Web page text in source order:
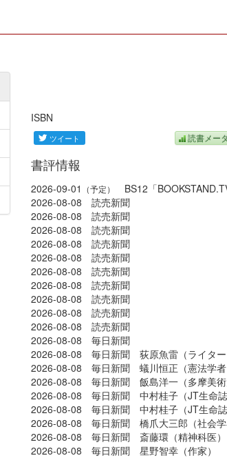
ISBN
読書メー
書評情報
2026-09-01 （予定）
BS12「
2026-08-08 読売新聞
2026-08-08 読売新聞
2026-08-08 読売新聞
2026-08-08 読売新聞
2026-08-08 読売新聞
2026-08-08 読売新聞
2026-08-08 読売新聞
2026-08-08 読売新聞
2026-08-08 読売新聞
2026-08-08 読売新聞
2026-08-08 毎日新聞
2026-08-08 毎日新聞 荻原魚雷（ライター
2026-08-08 毎日新聞 蟻川恒正（憲法学者
2026-08-08 毎日新聞 飯島洋一（多摩美術
2026-08-08 毎日新聞 中村桂子（JT生命誌
2026-08-08 毎日新聞 中村桂子（JT生命誌
2026-08-08 毎日新聞 橋爪大三郎（社会学
2026-08-08 毎日新聞 斎藤環（精神科医）
2026-08-08 毎日新聞 星野智幸（作家）